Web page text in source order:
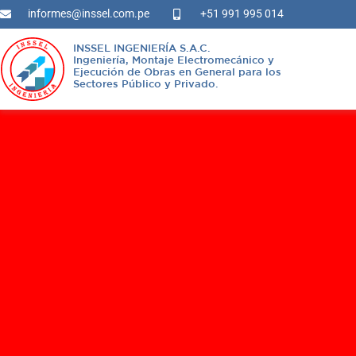
informes@inssel.com.pe +51 991 995 014
INSSEL INGENIERÍA S.A.C.
Ingeniería, Montaje Electromecánico y
Ejecución de Obras en General para los
Sectores Público y Privado.